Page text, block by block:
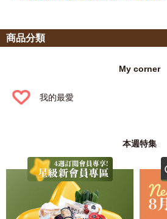
商品分類
My corner
我的最愛
本週特集